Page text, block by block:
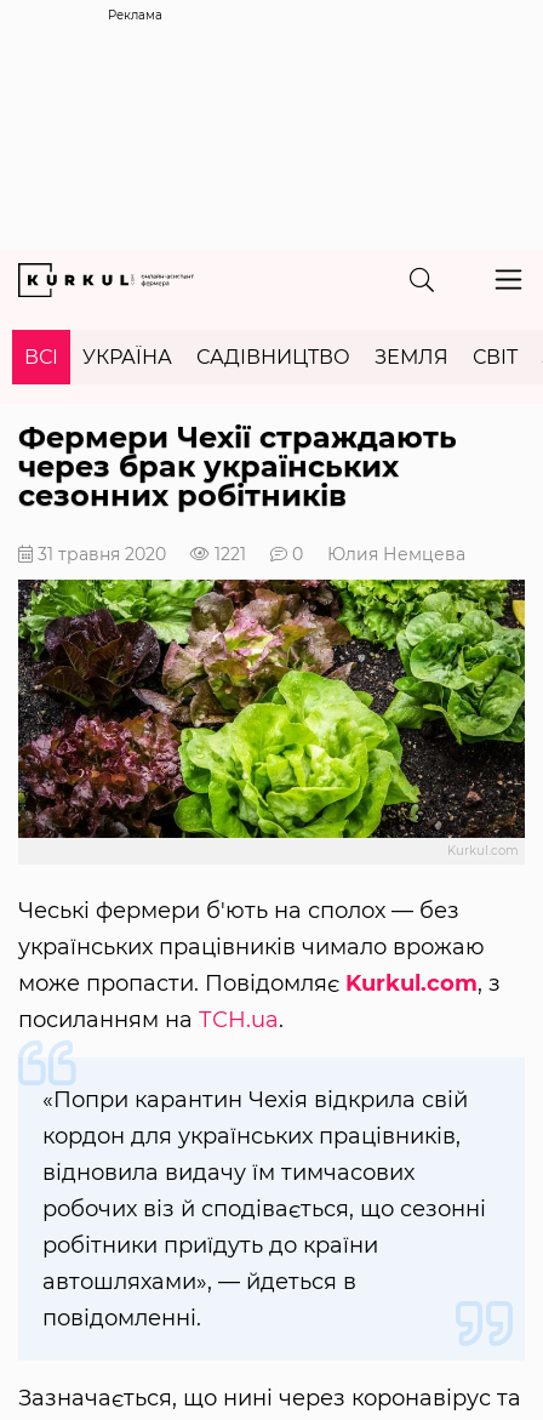
Реклама
ВСІ УКРАЇНА САДІВНИЦТВО ЗЕМЛЯ СВІТ
Фермери Чехії страждають
через брак українських
сезонних робітників
31 травня 2020 1221 0 Юлия Немцева
Kurkul.com
Чеські фермери б'ють на сполох — без
українських працівників чимало врожаю
може пропасти. Повідомляє Kurkul.com, з
посиланням на ТСН.uа.
«Попри карантин Чехія відкрила свій
кордон для українських працівників,
відновила видачу їм тимчасових
робочих віз й сподівається, що сезонні
робітники приїдуть до країни
автошляхами», — йдеться в
повідомленні.
Зазначається, що нині через коронавірус та